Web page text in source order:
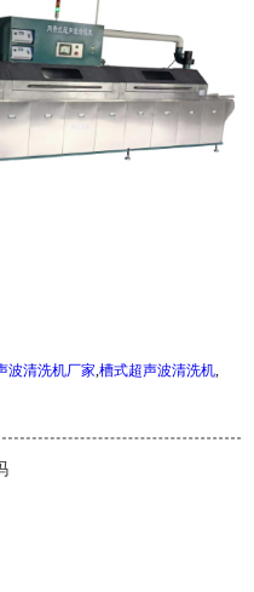
波清洗机厂家,槽式超声波清洗机,